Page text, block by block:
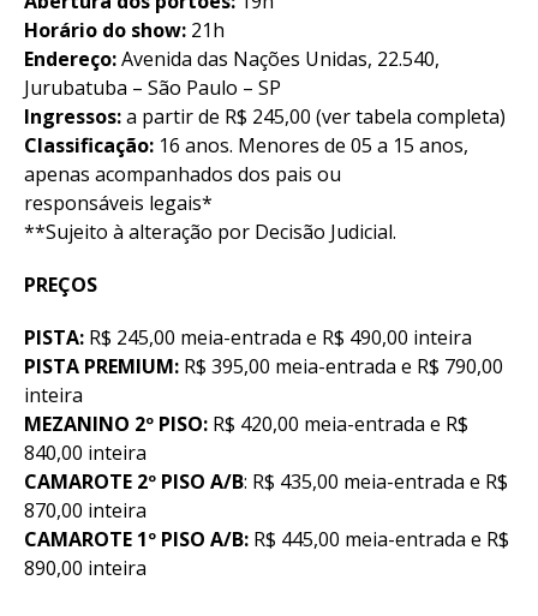
Horário do show: 21h
Endereço:Avenida das Nações Unidas, 22.540,
Jurubatuba – São Paulo – SP
Ingressos:a partir de R$ 245,00 (ver tabela completa)
Classificação: 16 anos. Menores de 05 a 15 anos,
apenas acompanhados dos pais ou
responsáveis legais*
**Sujeito à alteração por Decisão Judicial.
PREÇOS
PISTA: R$ 245,00 meia-entrada e R$ 490,00 inteira
PISTA PREMIUM: R$ 395,00 meia-entrada e R$ 790,00
inteira
MEZANINO 2º PISO: R$ 420,00 meia-entrada e R$
840,00 inteira
CAMAROTE 2º PISO A/B: R$ 435,00 meia-entrada e R$
870,00 inteira
CAMAROTE 1º PISO A/B: R$ 445,00 meia-entrada e R$
890,00 inteira
Email